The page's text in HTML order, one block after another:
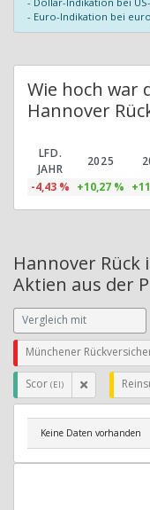
- Euro-Indikation bei
Wie hoch war
Hannover
LFD.
JAHR
2025
-4,43 % +10,27 %
Hannover Rück
Aktien aus der
Münchener
Scor (EI)
Keine Daten vorhanden